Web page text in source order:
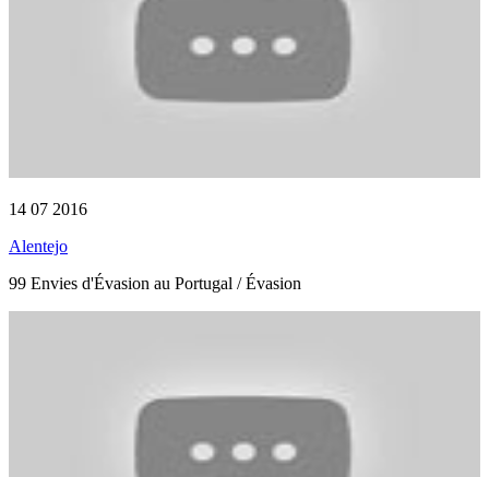
14 07 2016
Alentejo
99 Envies d'Évasion au Portugal / Évasion